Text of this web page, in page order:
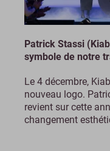
Patrick Stassi
symbole de notre
Le 4 décembre,
nouveau logo.
revient sur cette
changement